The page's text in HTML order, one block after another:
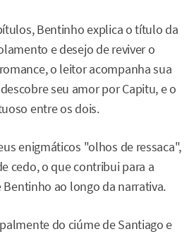
Bentinho explica o título da
e desejo de reviver o
o leitor acompanha sua
seu amor por Capitu, e o
entre os dois.
enigmáticos "olhos de ressaca",
cedo, o que contribui para a
ao longo da narrativa.
do ciúme de Santiago e